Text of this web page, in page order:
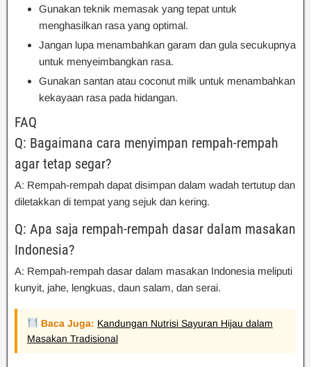
Gunakan teknik memasak yang tepat untuk
menghasilkan rasa yang optimal.
Jangan lupa menambahkan garam dan gula secukupnya
untuk menyeimbangkan rasa.
Gunakan santan atau coconut milk untuk menambahkan
kekayaan rasa pada hidangan.
FAQ
Q: Bagaimana cara menyimpan rempah-rempah
agar tetap segar?
A: Rempah-rempah dapat disimpan dalam wadah tertutup dan
diletakkan di tempat yang sejuk dan kering.
Q: Apa saja rempah-rempah dasar dalam masakan
Indonesia?
A: Rempah-rempah dasar dalam masakan Indonesia meliputi
kunyit, jahe, lengkuas, daun salam, dan serai.
Baca Juga: Kandungan Nutrisi Sayuran Hijau dalam
Masakan Tradisional